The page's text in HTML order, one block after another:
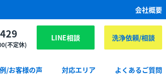
会社概要
不定休)
LINE相談 洗浄依頼/相談
/お客様の声 対応エリア よくあるご質問